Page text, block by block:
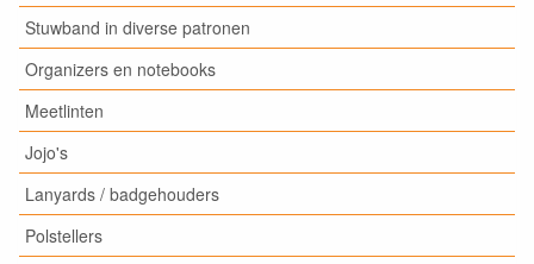
Stuwband in diverse patronen
Organizers en notebooks
Meetlinten
Jojo's
Lanyards / badgehouders
Polstellers